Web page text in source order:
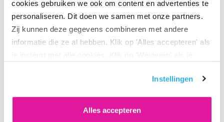
cookies gebruiken we ook om content en advertenties te
personaliseren. Dit doen we samen met onze partners.
Zij kunnen deze gegevens combineren met andere
informatie die ze al hebben. Klik op 'Alles accepteren' als
vind je meer informatie. Je kunt altijd je toestemming
Instellingen
Alles accepteren
Deel via LinkedIn
Deel via XDeel via FacebookDeel via WhatsApp
Delen via e-mail